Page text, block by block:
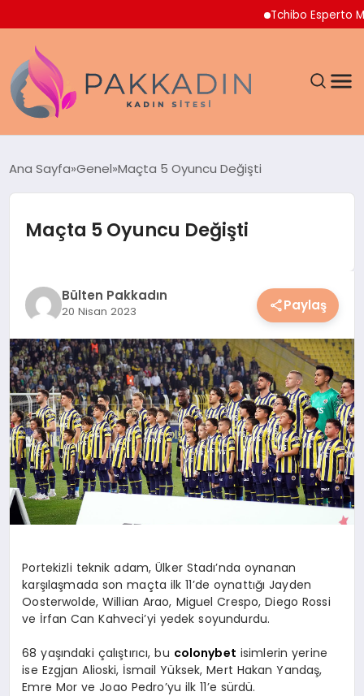
Tchibo Esperto Mini
KADIN
SAĞLIK
SPOR & FITNESS
YAŞAM
YEMEK
KIMDIR?
HESAPLAMALAR
Ana Sayfa Genel Maçta 5 Oyuncu Değişti
Maçta 5 Oyuncu Değişti
Bülten Pakkadın
20 Nisan 2023 Paylaş
Portekizli teknik adam, Ülker Stadı’nda oynanan
karşılaşmada son maçta ilk 11’de oynattığı Jayden
Oosterwolde, Willian Arao, Miguel Crespo, Diego Rossi
ve İrfan Can Kahveci’yi yedek soyundurdu.
68 yaşındaki çalıştırıcı, bu colonybet isimlerin yerine
ise Ezgjan Alioski, İsmail Yüksek, Mert Hakan Yandaş,
Emre Mor ve Joao Pedro’yu ilk 11’e sürdü.